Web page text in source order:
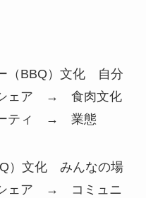
（BBQ）文化 自分
ェア → 食肉文化
ティ → 業態
）文化 みんなの場
ェア → コミュニ